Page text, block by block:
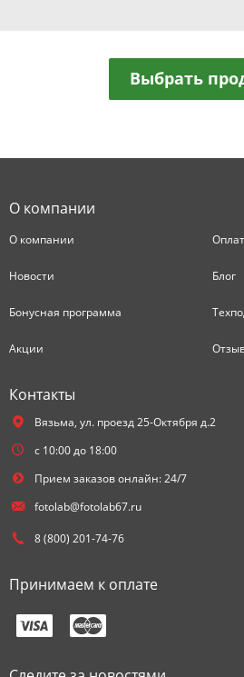
Выбрать
О компании
О компании
Новости Блог
Бонусная программа
Акции
Контакты
Вязьма, ул. проезд 25-Октября д.2
с 10:00 до 18:00
Прием заказов онлайн: 24/7
fotolab@fotolab67.ru
8 (800) 201-74-76
Принимаем к оплате